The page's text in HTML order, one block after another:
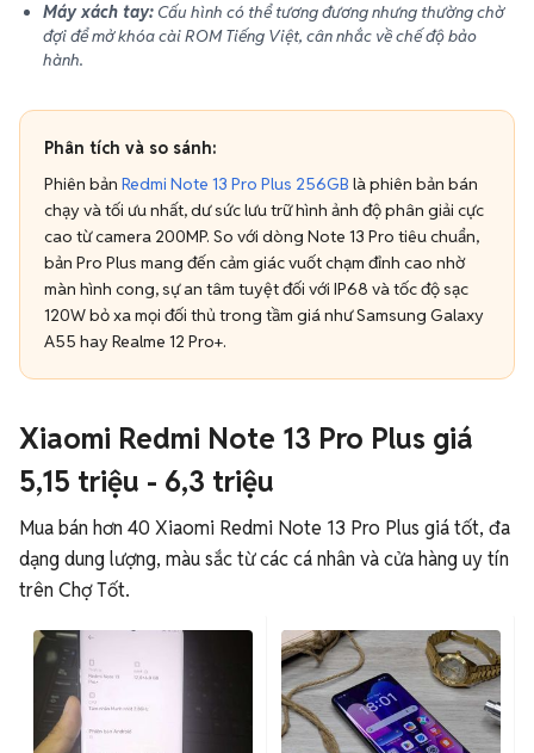
Máy xách tay: Cấu hình có thể tương đương nhưng thường chờ
đợi để mở khóa cài ROM Tiếng Việt, cân nhắc về chế độ bảo
hành.
Phân tích và so sánh:
Phiên bản Redmi Note 13 Pro Plus 256GB là phiên bản bán
chạy và tối ưu nhất, dư sức lưu trữ hình ảnh độ phân giải cực
cao từ camera 200MP. So với dòng Note 13 Pro tiêu chuẩn,
bản Pro Plus mang đến cảm giác vuốt chạm đỉnh cao nhờ
màn hình cong, sự an tâm tuyệt đối với IP68 và tốc độ sạc
120W bỏ xa mọi đối thủ trong tầm giá như Samsung Galaxy
A55 hay Realme 12 Pro+.
Xiaomi Redmi Note 13 Pro Plus giá
5,15 triệu - 6,3 triệu
Mua bán hơn 40 Xiaomi Redmi Note 13 Pro Plus giá tốt, đa
dạng dung lượng, màu sắc từ các cá nhân và cửa hàng uy tín
trên Chợ Tốt.